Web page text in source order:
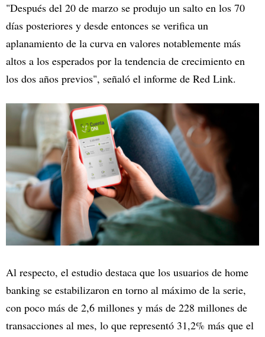
"Después del 20 de marzo se produjo un salto en los 70
días posteriores y desde entonces se verifica un
aplanamiento de la curva en valores notablemente más
altos a los esperados por la tendencia de crecimiento en
los dos años previos", señaló el informe de Red Link.
Al respecto, el estudio destaca que los usuarios de home
banking se estabilizaron en torno al máximo de la serie,
con poco más de 2,6 millones y más de 228 millones de
transacciones al mes, lo que representó 31,2% más que el